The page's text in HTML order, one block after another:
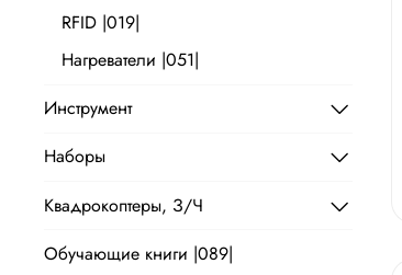
RFID |019|
Нагреватели |051|
Инструмент
Наборы
Квадрокоптеры, З/Ч
Обучающие книги |089|